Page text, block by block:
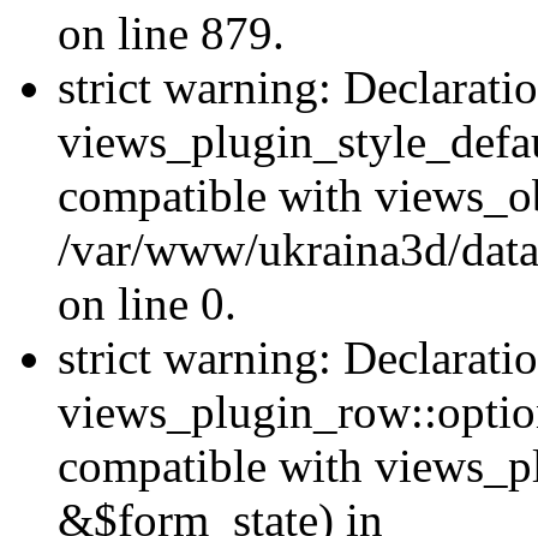
on line 879.
strict warning:
compatible with
/var/www/ukraina3d/
on line 0.
strict warning:
compatible with
&$form_state) in